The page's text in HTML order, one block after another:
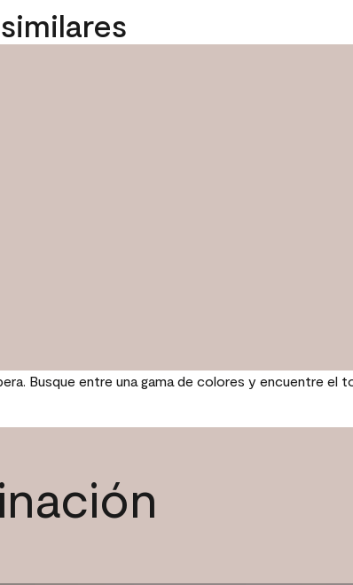
Busque entre una gama de colores y encuentre el